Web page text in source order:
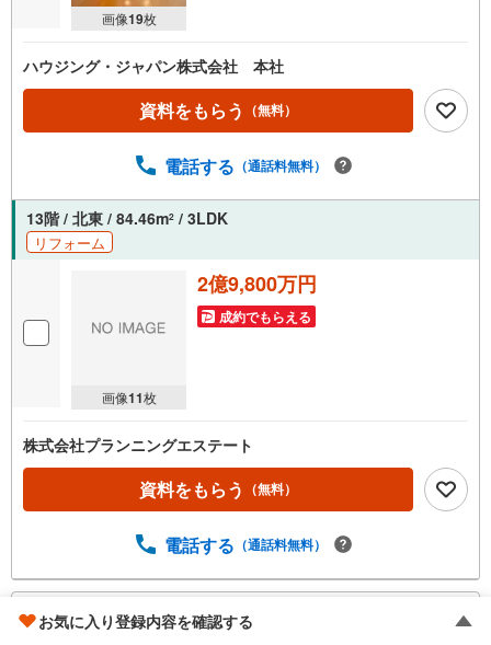
画像19枚
ハウジング・ジャパン株式会社 本社
資料をもらう （無料）
電話する （通話料無料）
13階 / 北東 / 84.46m2 / 3LDK
リフォーム
画像11枚
2億9,800万円
成約でもらえる
株式会社プランニングエステート
資料をもらう （無料）
電話する （通話料無料）
こ
の
検索条件を保存する
お気に入り登録内容を確認する